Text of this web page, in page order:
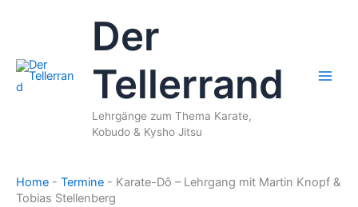
Der
Tellerrand
Lehrgänge zum Thema Karate,
Kobudo & Kysho Jitsu
Home - Termine - Karate-Dô – Lehrgang mit Martin Knopf &
Tobias Stellenberg